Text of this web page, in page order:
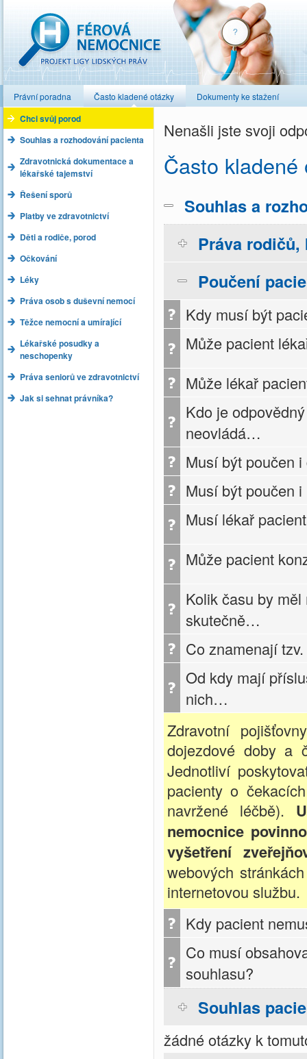
Právní poradna Často kladené otázky Dokumenty ke stažení
Chci svůj porod
Souhlas a rozhodování pacienta
Zdravotnická dokumentace a
lékařské tajemství
Řešení sporů
Platby ve zdravotnictví
Děti a rodiče, porod
Očkování
Léky
Práva osob s duševní nemocí
Těžce nemocní a umírající
Lékařské posudky a
neschopenky
Práva seniorů ve zdravotnictví
Jak si sehnat právníka?
Nenašli jste svoji
Často kladené
Souhlas a
Práva
Poučení
Kdy musí být
Může pacient
Může lékař
Kdo je
neovládá…
Musí být poučen
Musí být poučen
Musí lékař
Může pacient
Kolik času by
skutečně…
Co znamenají
Od kdy mají
nich…
Zdravotní
dojezdové doby a
Jednotliví
pacienty o
navržené léčbě).
nemocnice
vyšetření
webových
internetovou službu.
Kdy pacient
Co musí
souhlasu?
Souhlas
žádné otázky k